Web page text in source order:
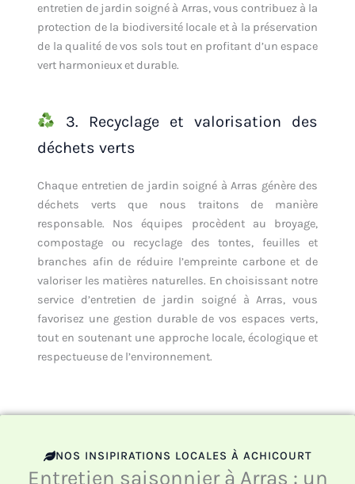
entretien de jardin soigné à Arras, vous contribuez à la
protection de la biodiversité locale et à la préservation
de la qualité de vos sols tout en profitant d’un espace
vert harmonieux et durable.
3. Recyclage et valorisation des
déchets verts
Chaque entretien de jardin soigné à Arras génère des
déchets verts que nous traitons de manière
responsable. Nos équipes procèdent au broyage,
compostage ou recyclage des tontes, feuilles et
branches afin de réduire l’empreinte carbone et de
valoriser les matières naturelles. En choisissant notre
service d’entretien de jardin soigné à Arras, vous
favorisez une gestion durable de vos espaces verts,
tout en soutenant une approche locale, écologique et
respectueuse de l’environnement.
NOS INSIPIRATIONS LOCALES À ACHICOURT
Entretien saisonnier à Arras : un